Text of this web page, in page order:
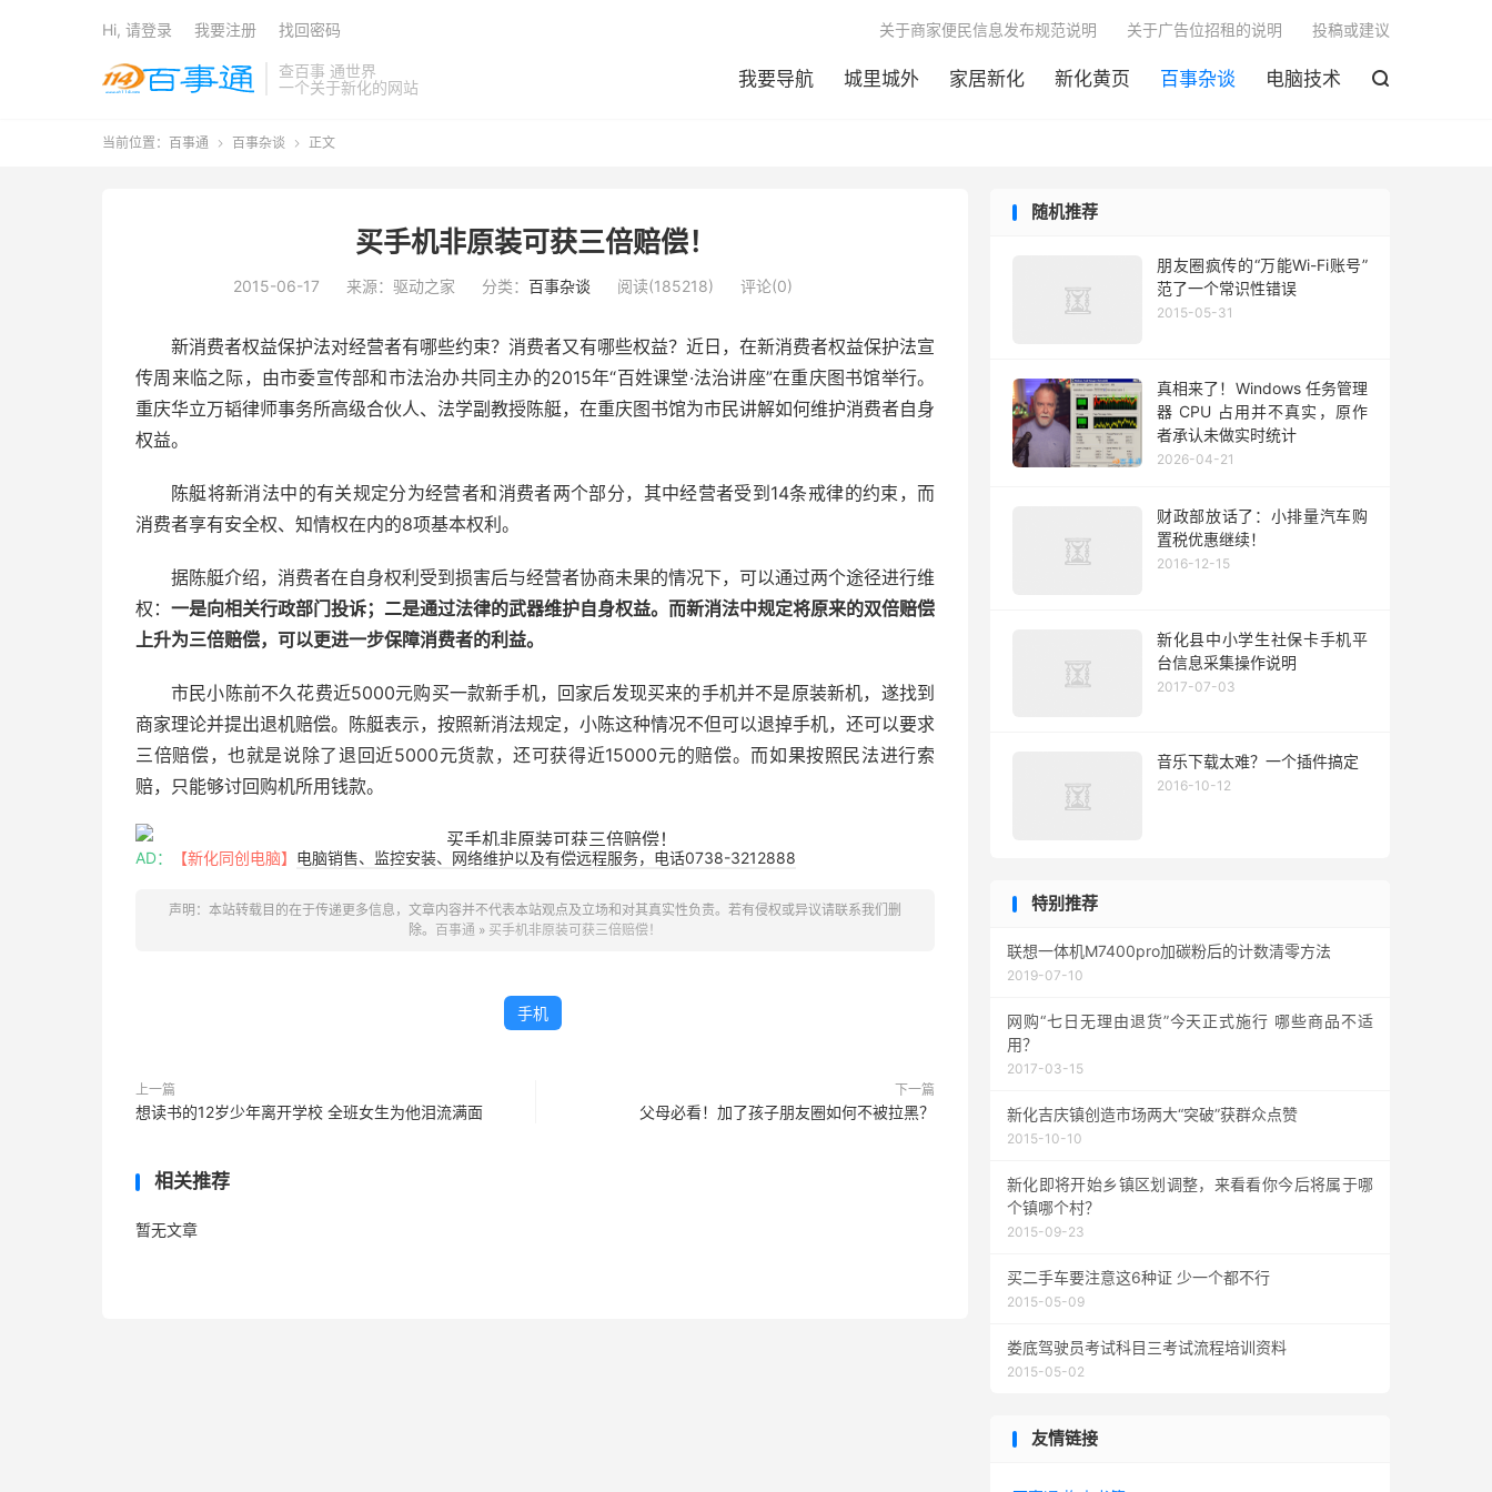
查百事 通世界
一个关于新化的网站
我要导航 城里城外 家居新化 新化黄页 百事杂谈 电脑技术 
关于商家便民信息发布规范说明 关于广告位招租的说明 投稿或建议
Hi, 请登录 我要注册 找回密码
当前位置： 百事通  百事杂谈  正文
买手机非原装可获三倍赔偿！
2015-06-17 来源：驱动之家 分类： 百事杂谈 阅读(185218) 评论(0)
新消费者权益保护法对经营者有哪些约束？消费者又有哪些权益？近日，在新消费者权益保护法宣
传周来临之际，由市委宣传部和市法治办共同主办的2015年“百姓课堂·法治讲座”在重庆图书馆举行。
重庆华立万韬律师事务所高级合伙人、法学副教授陈艇，在重庆图书馆为市民讲解如何维护消费者自身
权益。
陈艇将新消法中的有关规定分为经营者和消费者两个部分，其中经营者受到14条戒律的约束，而
消费者享有安全权、知情权在内的8项基本权利。
据陈艇介绍，消费者在自身权利受到损害后与经营者协商未果的情况下，可以通过两个途径进行维
权： 一是向相关行政部门投诉；二是通过法律的武器维护自身权益。而新消法中规定将原来的双倍赔偿
上升为三倍赔偿，可以更进一步保障消费者的利益。
市民小陈前不久花费近5000元购买一款新手机，回家后发现买来的手机并不是原装新机，遂找到
商家理论并提出退机赔偿。陈艇表示，按照新消法规定，小陈这种情况不但可以退掉手机，还可以要求
三倍赔偿，也就是说除了退回近5000元货款，还可获得近15000元的赔偿。而如果按照民法进行索
赔，只能够讨回购机所用钱款。
AD： 【新化同创电脑】 电脑销售、监控安装、网络维护以及有偿远程服务，电话0738-3212888
声明：本站转载目的在于传递更多信息，文章内容并不代表本站观点及立场和对其真实性负责。若有侵权或异议请联系我们删
除。 百事通 » 买手机非原装可获三倍赔偿！
手机
上一篇
想读书的12岁少年离开学校 全班女生为他泪流满面
下一篇
父母必看！加了孩子朋友圈如何不被拉黑？
相关推荐
暂无文章
随机推荐
朋友圈疯传的“万能Wi-Fi账号”
范了一个常识性错误
2015-05-31
真相来了！Windows 任务管理
器 CPU 占用并不真实，原作
者承认未做实时统计
2026-04-21
财政部放话了：小排量汽车购
置税优惠继续！
2016-12-15
新化县中小学生社保卡手机平
台信息采集操作说明
2017-07-03
音乐下载太难？一个插件搞定
2016-10-12
特别推荐
联想一体机M7400pro加碳粉后的计数清零方法
2019-07-10
网购“七日无理由退货”今天正式施行 哪些商品不适
用？
2017-03-15
新化吉庆镇创造市场两大“突破”获群众点赞
2015-10-10
新化即将开始乡镇区划调整，来看看你今后将属于哪
个镇哪个村？
2015-09-23
买二手车要注意这6种证 少一个都不行
2015-05-09
娄底驾驶员考试科目三考试流程培训资料
2015-05-02
友情链接